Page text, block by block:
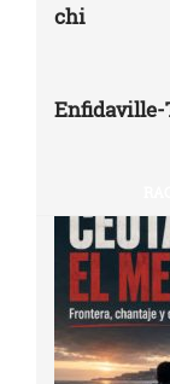
chi
Enfidaville-